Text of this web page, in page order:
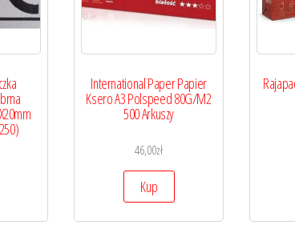
International Paper Papier
Ksero A3 Polspeed 80G/M2
500 Arkuszy
46,00zł
Kup